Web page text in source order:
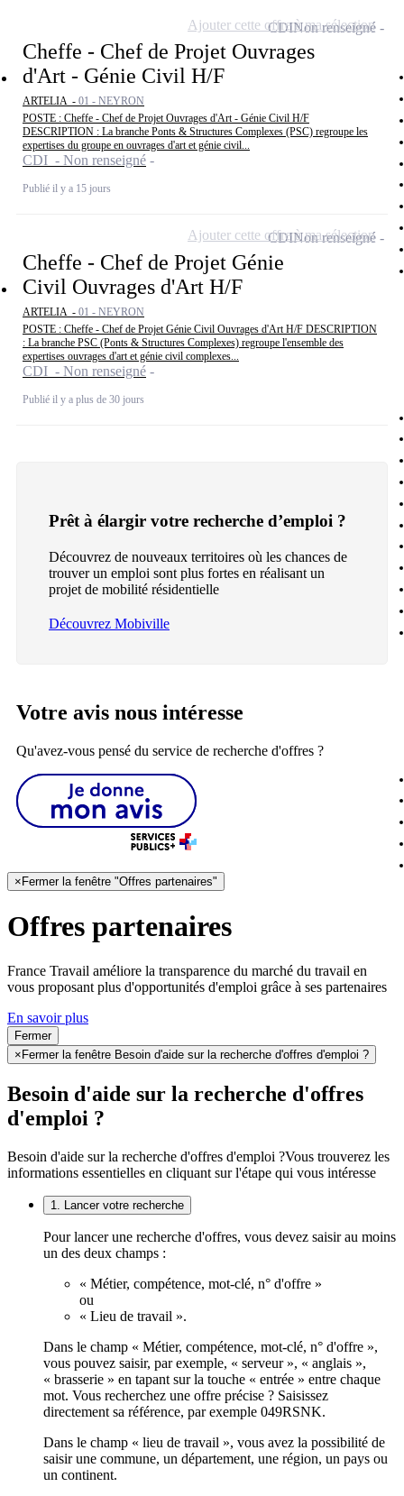
Cheffe - Chef de Projet Ouvrages
d'Art - Génie Civil H/F
ARTELIA - 01 - NEYRON
POSTE : Cheffe - Chef de Projet Ouvrages d'Art - Génie Civil H/F
DESCRIPTION : La branche Ponts & Structures Complexes (PSC) regroupe les
expertises du groupe en ouvrages d'art et génie civil...
CDI - Non renseigné
Publié il y a 15 jours
CDINon renseigné
Ajouter cette offre à ma sélection
Cheffe - Chef de Projet Génie
Civil Ouvrages d'Art H/F
ARTELIA - 01 - NEYRON
POSTE : Cheffe - Chef de Projet Génie Civil Ouvrages d'Art H/F DESCRIPTION
: La branche PSC (Ponts & Structures Complexes) regroupe l'ensemble des
expertises ouvrages d'art et génie civil complexes...
CDI - Non renseigné
Publié il y a plus de 30 jours
CDINon renseigné
Ajouter cette offre à ma sélection
Prêt à élargir votre recherche d’emploi ?
Découvrez de nouveaux territoires où les chances de
trouver un emploi sont plus fortes en réalisant un
projet de mobilité résidentielle
Découvrez Mobiville
Votre avis nous intéresse
Qu'avez-vous pensé du service de recherche d'offres ?
× Fermer la fenêtre "Offres partenaires"
Offres partenaires
France Travail améliore la transparence du marché du travail en
vous proposant plus d'opportunités d'emploi grâce à ses partenaires
En savoir plus
Fermer
× Fermer la fenêtre Besoin d'aide sur la recherche d'offres d'emploi ?
Besoin d'aide sur la recherche d'offres
d'emploi ?
Besoin d'aide sur la recherche d'offres d'emploi ?Vous trouverez les
informations essentielles en cliquant sur l'étape qui vous intéresse
1. Lancer votre recherche
Pour lancer une recherche d'offres, vous devez saisir au moins
un des deux champs :
« Métier, compétence, mot-clé, n° d'offre »
ou
« Lieu de travail ».
Dans le champ « Métier, compétence, mot-clé, n° d'offre »,
vous pouvez saisir, par exemple, « serveur », « anglais »,
« brasserie » en tapant sur la touche « entrée » entre chaque
mot. Vous recherchez une offre précise ? Saisissez
directement sa référence, par exemple 049RSNK.
Dans le champ « lieu de travail », vous avez la possibilité de
saisir une commune, un département, une région, un pays ou
un continent.